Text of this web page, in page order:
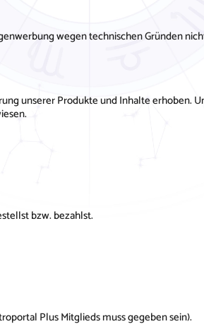
wegen technischen Gründen
unserer Produkte und Inhalte erhoben.
bzw. bezahlst.
Plus Mitglieds muss gegeben sein).